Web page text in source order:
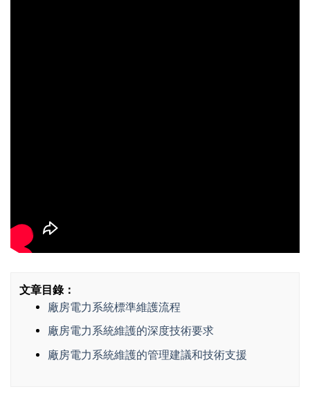
文章目錄：
廠房電力系統標準維護流程
廠房電力系統維護的深度技術要求
廠房電力系統維護的管理建議和技術支援